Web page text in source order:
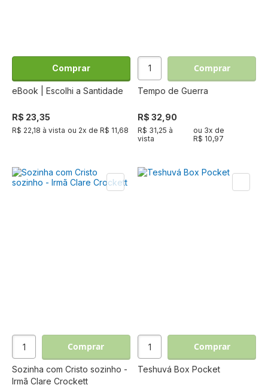
Comprar
eBook | Escolhi a Santidade
R$ 23,35
R$ 22,18 à vista ou 2x de R$ 11,68
Comprar
Tempo de Guerra
R$ 32,90
R$ 31,25 à
vista
ou 3x de
R$ 10,97
Comprar
Sozinha com Cristo sozinho -
Irmã Clare Crockett
Comprar
Teshuvá Box Pocket